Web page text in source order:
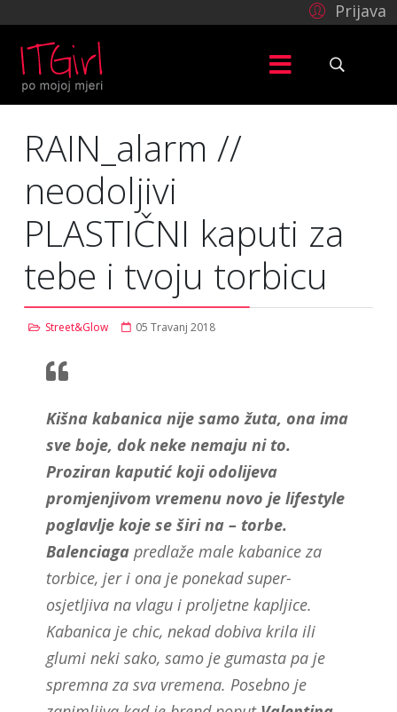
Prijava
RAIN_alarm //
neodoljivi
PLASTIČNI kaputi za
tebe i tvoju torbicu
Street&Glow 05 Travanj 2018
Kišna kabanica nije samo žuta, ona ima
sve boje, dok neke nemaju ni to.
Proziran kaputić koji odolijeva
promjenjivom vremenu novo je lifestyle
poglavlje koje se širi na – torbe.
Balenciaga predlaže male kabanice za
torbice, jer i ona je ponekad super-
osjetljiva na vlagu i proljetne kapljice.
Kabanica je chic, nekad dobiva krila ili
glumi neki sako, samo je gumasta pa je
spremna za sva vremena. Posebno je